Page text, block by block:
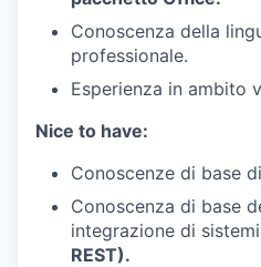
Conoscenza della
professionale.
Esperienza in ambito
Nice to have:
Conoscenze di base
Conoscenza di base
integrazione di
REST).